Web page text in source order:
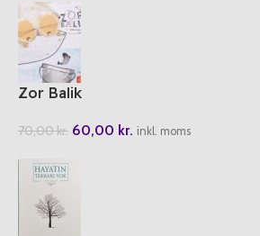
Zor Balik
70,00kr. 60,00 kr. inkl. moms